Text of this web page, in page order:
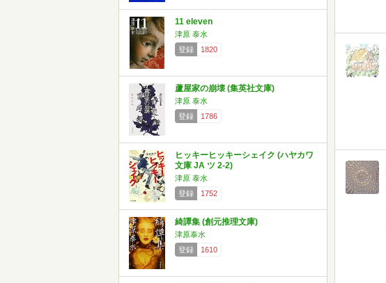
11 eleven
津原 泰水
登録
1820
蘆屋家の崩壊 (集英社文庫)
津原 泰水
登録
1786
ヒッキーヒッキーシェイク (ハヤカワ
文庫 JA ツ 2-2)
津原 泰水
登録
1752
綺譚集 (創元推理文庫)
津原泰水
登録
1610